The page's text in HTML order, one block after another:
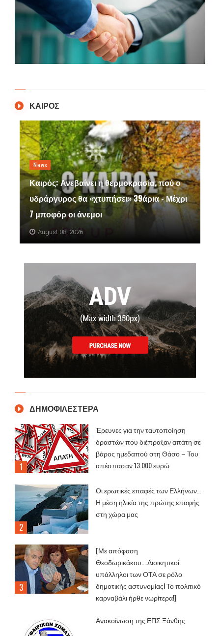
ΚΑΙΡΟΣ
News
Καιρός: Ανεβαίνει η θερμοκρασία, πού ο
υδράργυρος θα «χτυπήσει» 39άρια - Μέχρι
7 μποφόρ οι άνεμοι
August 08, 2026
ΔΗΜΟΦΙΛΕΣΤΕΡΑ
Έρευνες για την ταυτοποίηση
δραστών που διέπραξαν απάτη σε
βάρος ημεδαπού στη Θάσο – Του
απέσπασαν 13.000 ευρώ
Οι ερωτικές επαφές των Ελλήνων…
Η μέση ηλικία της πρώτης επαφής
στη χώρα μας
[Με απόφαση
Θεοδωρικάκου....Διοικητικοί
υπάλληλοι των ΟΤΑ σε ρόλο
δημοτικής αστυνομίας! Το πολιτικό
καρναβάλι ήρθε νωρίτερα!]
Ανακοίνωση της ΕΠΣ Ξάνθης